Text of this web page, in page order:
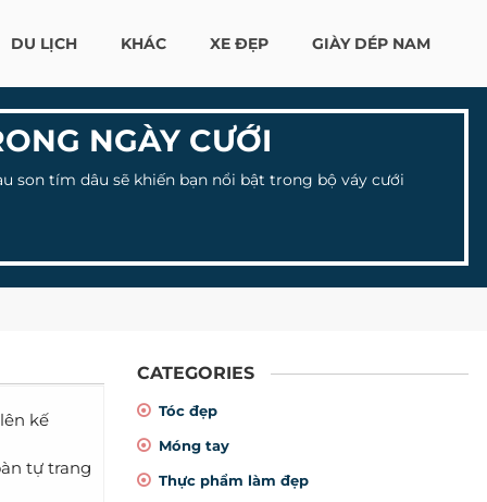
DU LỊCH KHÁC XE ĐẸP GIÀY DÉP NAM
NGÀY CƯỚI
son tím dâu sẽ khiến bạn nổi bật trong bộ váy cưới
kế
tự trang
CATEGORIES
Tóc đẹp
Móng tay
Thực phẩm làm đẹp